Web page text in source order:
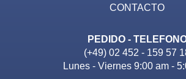
CONTACTO
PEDIDO -
(+49) 02 452 - 159 57
Lunes - Viernes 9:00 am -